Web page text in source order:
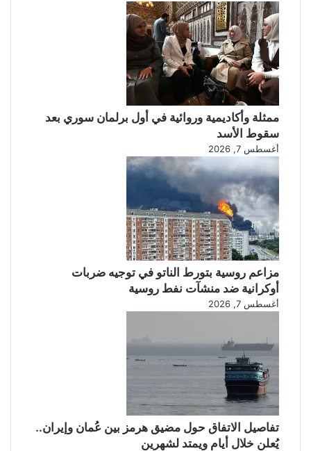
ممثلة وأكاديمية وروائية في أول برلمان سوري بعد
سقوط الأسد
أغسطس 7, 2026
مزاعم روسية بتورط الناتو في توجيه ضربات
أوكرانية ضد منشآت نفط روسية
أغسطس 7, 2026
تفاصيل الاتفاق حول مضيق هرمز بين عُمان وإيران..
يُعلن خلال أيام ويمتد لشهرين